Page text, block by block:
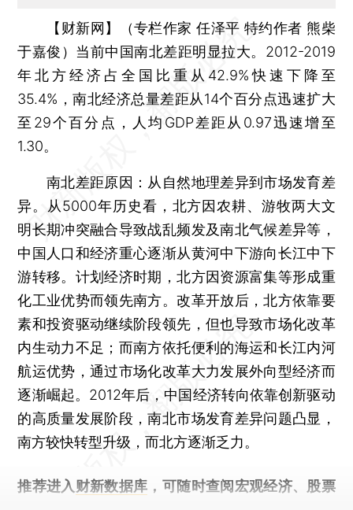
【财新网】（专栏作家 任泽平 特约作者 熊柴
于嘉俊） 当前中国南北差距明显拉大。2012-2019
年北方经济占全国比重从42.9%快速下降至
35.4%，南北经济总量差距从14个百分点迅速扩大
至29个百分点，人均GDP差距从0.97迅速增至
1.30。
南北差距原因：从自然地理差异到市场发育差
异。从5000年历史看，北方因农耕、游牧两大文
明长期冲突融合导致战乱频发及南北气候差异等，
中国人口和经济重心逐渐从黄河中下游向长江中下
游转移。计划经济时期，北方因资源富集等形成重
化工业优势而领先南方。改革开放后，北方依靠要
素和投资驱动继续阶段领先，但也导致市场化改革
内生动力不足；而南方依托便利的海运和长江内河
航运优势，通过市场化改革大力发展外向型经济而
逐渐崛起。2012年后，中国经济转向依靠创新驱动
的高质量发展阶段，南北市场发育差异问题凸显，
南方较快转型升级，而北方逐渐乏力。
推荐进入 财新数据库 ，可随时查阅宏观经济、股票